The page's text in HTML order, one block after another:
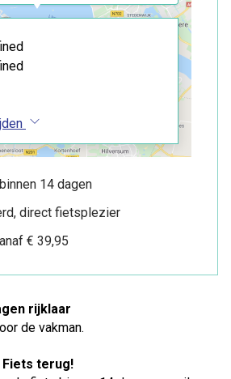
binnen 14 dagen
direct fietsplezier
€ 39,95
rijklaar
de vakman.
Fiets terug!